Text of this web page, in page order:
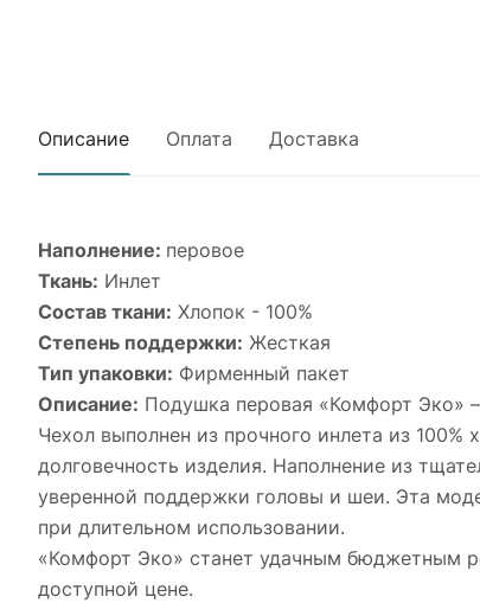
Описание Оплата Доставка
Наполнение: перовое
Ткань: Инлет
Состав ткани: Хлопок - 100%
Степень поддержки: Жесткая
Тип упаковки: Фирменный пакет
Описание: Подушка перовая «Комфорт Эко»
Чехол выполнен из прочного инлета из
долговечность изделия. Наполнение из
уверенной поддержки головы и шеи. Эта
при длительном использовании.
«Комфорт Эко» станет удачным бюджетным
доступной цене.